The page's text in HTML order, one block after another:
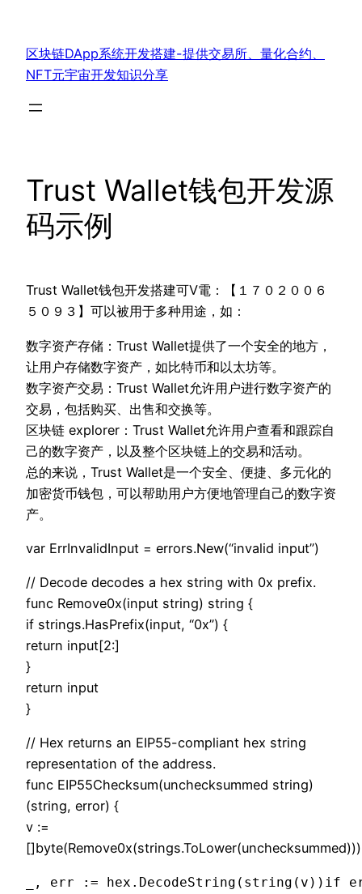
区块链DApp系统开发搭建-提供交易所、量化合约、
NFT元宇宙开发知识分享
Trust Wallet钱包开发源
码示例
Trust Wallet钱包开发搭建可V電：【１７０２００６
５０９３】可以被用于多种用途，如：
数字资产存储：Trust Wallet提供了一个安全的地方，
让用户存储数字资产，如比特币和以太坊等。
数字资产交易：Trust Wallet允许用户进行数字资产的
交易，包括购买、出售和交换等。
区块链 explorer：Trust Wallet允许用户查看和跟踪自
己的数字资产，以及整个区块链上的交易和活动。
总的来说，Trust Wallet是一个安全、便捷、多元化的
加密货币钱包，可以帮助用户方便地管理自己的数字资
产。
var ErrInvalidInput = errors.New(“invalid input”)
// Decode decodes a hex string with 0x prefix.
func Remove0x(input string) string {
if strings.HasPrefix(input, “0x”) {
return input[2:]
}
return input
}
// Hex returns an EIP55-compliant hex string
representation of the address.
func EIP55Checksum(unchecksummed string)
(string, error) {
v :=
[]byte(Remove0x(strings.ToLower(unchecksummed)))
_, err := hex.DecodeString(string(v))if